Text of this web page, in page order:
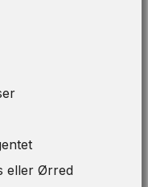
eller Ørred